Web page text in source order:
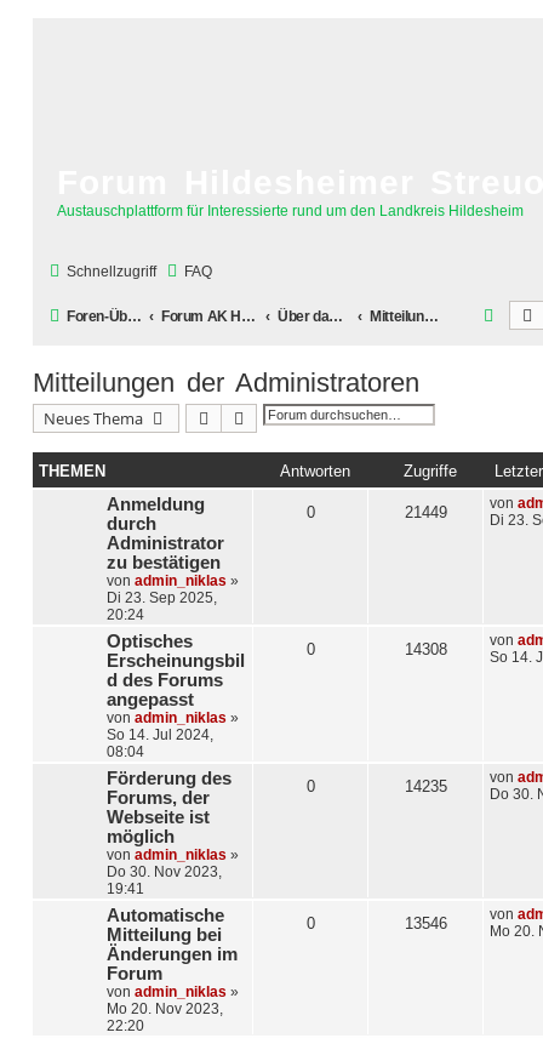
Austauschplattform für Interessierte rund um den Landkreis Hildesheim
Schnellzugriff FAQ
Foren-Übersicht Forum AK Hildesheimer Streuobstwiesen Über das Forum selber Mitteilungen der Administratoren
Mitteilungen der Administratoren
Neues Thema Suche Erweiterte Suche
THEMEN Antworten Zugriffe
Anmeldung
durch
Administrator
zu bestätigen
von admin_niklas »
Di 23. Sep 2025,
20:24
0 21449 von
Di 23.
Optisches
Erscheinungsbil
d des Forums
angepasst
von admin_niklas »
So 14. Jul 2024,
08:04
0 14308 von
So 14.
Förderung des
Forums, der
Webseite ist
möglich
von admin_niklas »
Do 30. Nov 2023,
19:41
0 14235 von
Do 30.
Automatische
Mitteilung bei
Änderungen im
Forum
von admin_niklas »
Mo 20. Nov 2023,
22:20
0 13546 von
Mo 20.